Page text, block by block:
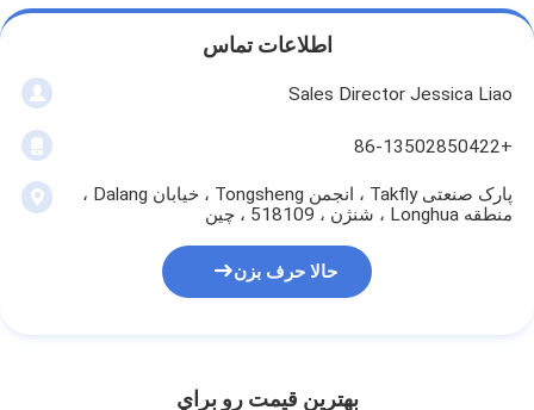
اطلاعات تماس
Sales Director Jessica Liao
+86-13502850422
پارک صنعتی Takfly ، انجمن Tongsheng ، خیابان Dalang ،
منطقه Longhua ، شنژن ، 518109 ، چین
حالا حرف بزن
بهترين قيمت رو براي